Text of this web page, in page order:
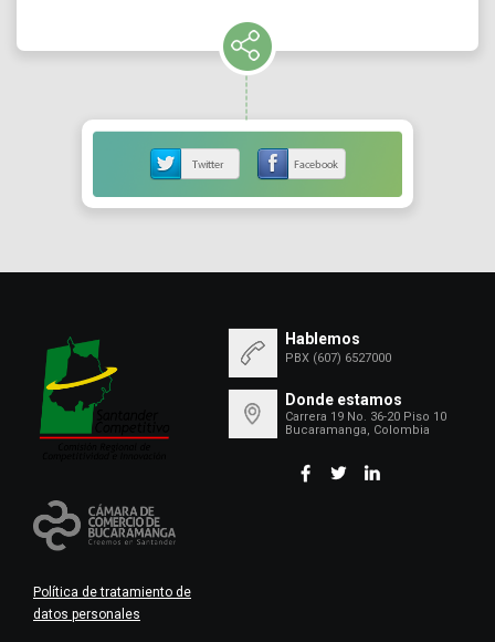
Política de tratamiento de
datos personales
Hablemos
PBX (607) 6527000
Donde estamos
Carrera 19 No. 36-20 Piso 10
Bucaramanga, Colombia